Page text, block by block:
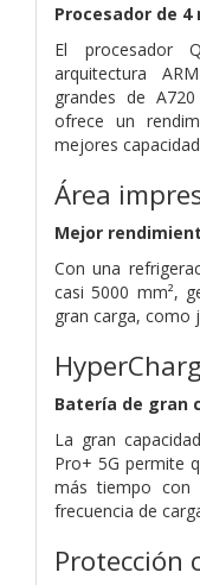
Procesador de 4
El procesador
arquitectura
grandes de
ofrece un
mejores
Área
Mejor
Con una
casi 5000 mm²,
gran carga, como
Batería de gran
La gran
Pro+ 5G permite
más tiempo con
frecuencia de
Protección